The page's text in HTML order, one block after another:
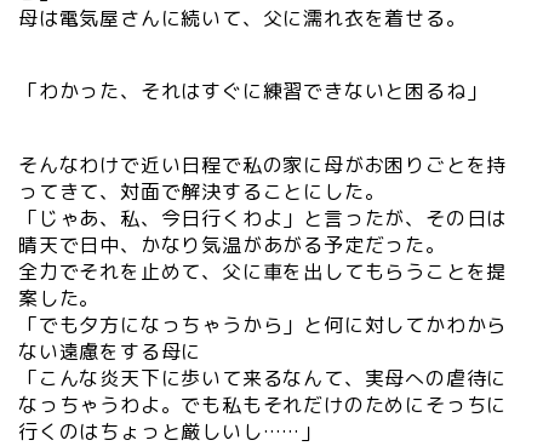
母は電気屋さんに続いて、父に濡れ衣を着せる。
「わかった、それはすぐに練習できないと困るね」
そんなわけで近い日程で私の家に母がお困りごとを持
ってきて、対面で解決することにした。
「じゃあ、私、今日行くわよ」と言ったが、その日は
晴天で日中、かなり気温があがる予定だった。
全力でそれを止めて、父に車を出してもらうことを提
案した。
「でも夕方になっちゃうから」と何に対してかわから
ない遠慮をする母に
「こんな炎天下に歩いて来るなんて、実母への虐待に
なっちゃうわよ。でも私もそれだけのためにそっちに
行くのはちょっと厳しいし……」